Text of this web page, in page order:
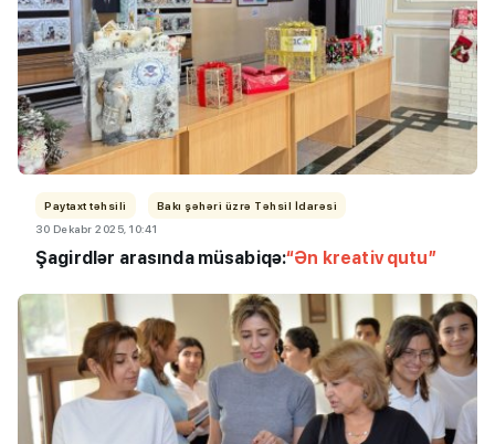
Paytaxt təhsili
Bakı şəhəri üzrə Təhsil İdarəsi
30 Dekabr 2025, 10:41
Şagirdlər arasında müsabiqə:“Ən kreativ qutu”